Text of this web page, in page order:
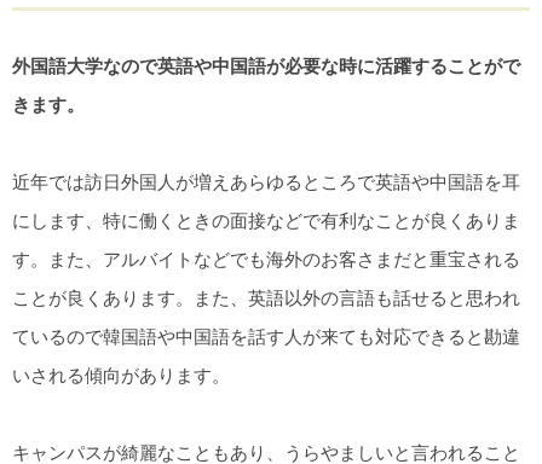
外国語大学なので英語や中国語が必要な時に活躍することがで
きます。
近年では訪日外国人が増えあらゆるところで英語や中国語を耳
にします、特に働くときの面接などで有利なことが良くありま
す。また、アルバイトなどでも海外のお客さまだと重宝される
ことが良くあります。また、英語以外の言語も話せると思われ
ているので韓国語や中国語を話す人が来ても対応できると勘違
いされる傾向があります。
キャンパスが綺麗なこともあり、うらやましいと言われること